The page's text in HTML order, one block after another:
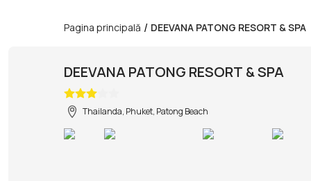
Pagina principală / DEEVANA PATONG RESORT & SPA
DEEVANA PATONG RESORT & SPA
Thailanda, Phuket, Patong Beach